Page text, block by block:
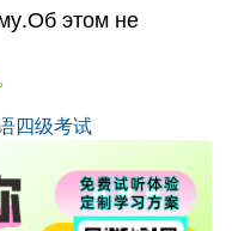
этом не
四级考试